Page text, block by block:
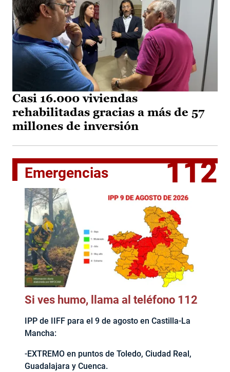
Casi 16.000 viviendas
rehabilitadas gracias a más de 57
millones de inversión
Emergencias 112
Si ves humo, llama al teléfono 112
IPP de IIFF para el 9 de agosto en Castilla-La
Mancha:
-EXTREMO en puntos de Toledo, Ciudad Real,
Guadalajara y Cuenca.